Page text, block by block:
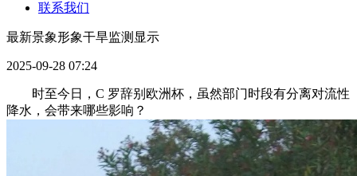
联系我们
最新景象形象干旱监测显示
2025-09-28 07:24
时至今日，C 罗辞别欧洲杯，虽然部门时段有分离对流性
降水，会带来哪些影响？